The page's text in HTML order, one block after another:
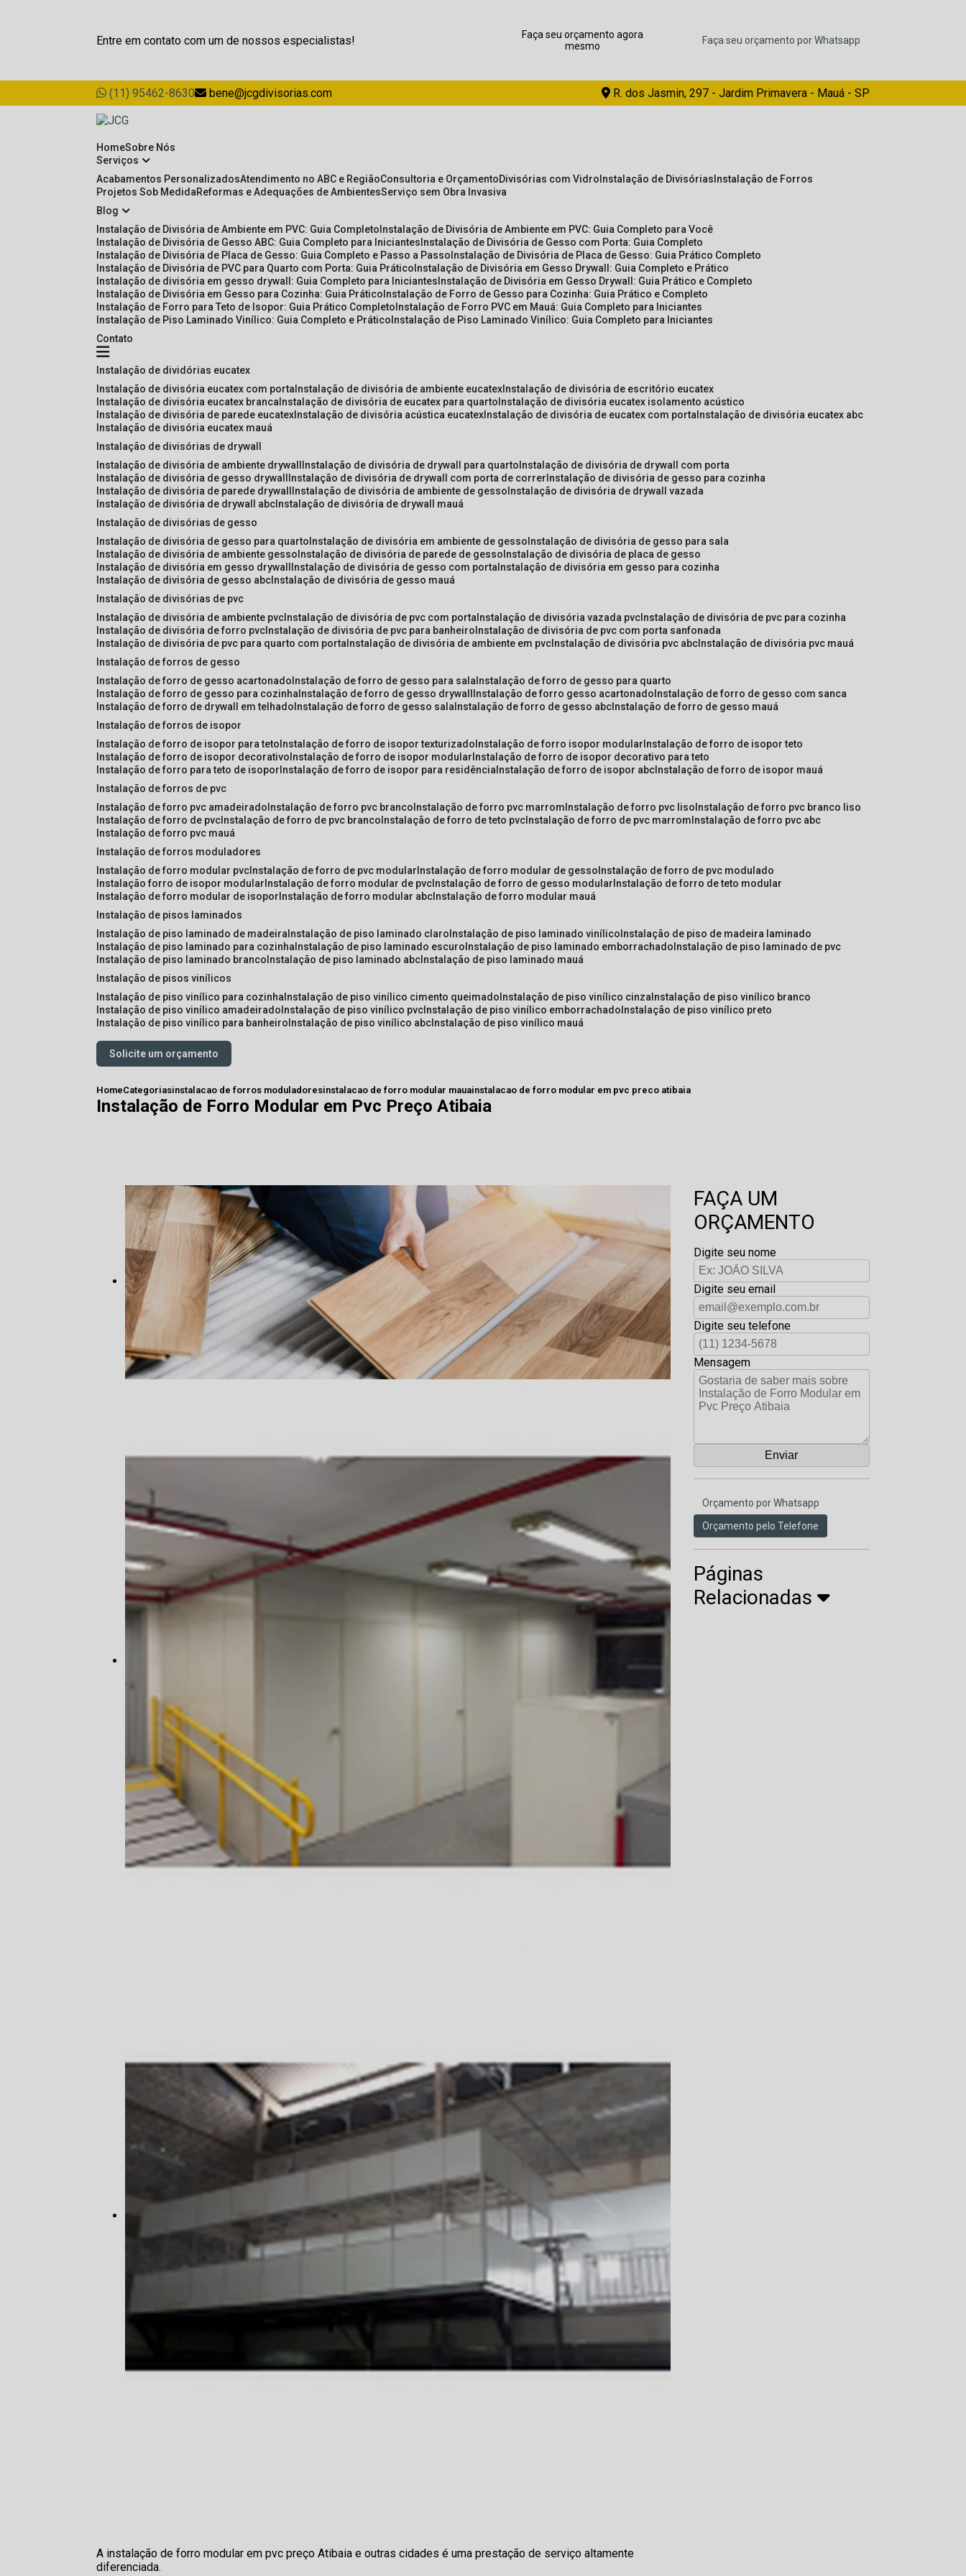
Entre em contato com um de nossos especialistas!
Faça seu orçamento agora
mesmo
Faça seu orçamento por Whatsapp
(11) 95462-8630 bene@jcgdivisorias.com R. dos Jasmin, 297 - Jardim Primavera - Mauá - SP
Home Sobre Nós
Serviços
Acabamentos Personalizados Atendimento no ABC e Região Consultoria e Orçamento Divisórias com Vidro Instalação de Divisórias Instalação de Forros
Projetos Sob Medida
Reformas e Adequações de Ambientes Serviço sem Obra Invasiva
Blog
Instalação de Divisória de Ambiente em PVC: Guia Completo Instalação de Divisória de Ambiente em PVC: Guia Completo para Você
Instalação de Divisória de Gesso ABC: Guia Completo para Iniciantes Instalação de Divisória de Gesso com Porta: Guia Completo
Instalação de Divisória de Placa de Gesso: Guia Completo e Passo a Passo Instalação de Divisória de Placa de Gesso: Guia Prático Completo
Instalação de Divisória de PVC para Quarto com Porta: Guia Prático Instalação de Divisória em Gesso Drywall: Guia Completo e Prático
Instalação de divisória em gesso drywall: Guia Completo para Iniciantes Instalação de Divisória em Gesso Drywall: Guia Prático e Completo
Instalação de Divisória em Gesso para Cozinha: Guia Prático Instalação de Forro de Gesso para Cozinha: Guia Prático e Completo
Instalação de Forro para Teto de Isopor: Guia Prático Completo Instalação de Forro PVC em Mauá: Guia Completo para Iniciantes
Instalação de Piso Laminado Vinílico: Guia Completo e Prático Instalação de Piso Laminado Vinílico: Guia Completo para Iniciantes
Contato
instalação de dividórias eucatex
instalação de divisória eucatex com porta instalação de divisória de ambiente eucatex instalação de divisória de escritório eucatex
instalação de divisória eucatex branca instalação de divisória de eucatex para quarto instalação de divisória eucatex isolamento acústico
instalação de divisória de parede eucatex instalação de divisória acústica eucatex instalação de divisória de eucatex com porta instalação de divisória eucatex abc
instalação de divisória eucatex mauá
instalação de divisórias de drywall
instalação de divisória de ambiente drywall
instalação de divisória de drywall para quarto instalação de divisória de drywall com porta
instalação de divisória de gesso drywall
instalação de divisória de drywall com porta de correr instalação de divisória de gesso para cozinha
instalação de divisória de parede drywall
instalação de divisória de ambiente de gesso instalação de divisória de drywall vazada
instalação de divisória de drywall abc instalação de divisória de drywall mauá
instalação de divisórias de gesso
instalação de divisória de gesso para quarto instalação de divisória em ambiente de gesso instalação de divisória de gesso para sala
instalação de divisória de ambiente gesso instalação de divisória de parede de gesso instalação de divisória de placa de gesso
instalação de divisória em gesso drywall
instalação de divisória de gesso com porta instalação de divisória em gesso para cozinha
instalação de divisória de gesso abc instalação de divisória de gesso mauá
instalação de divisórias de pvc
instalação de divisória de ambiente pvc instalação de divisória de pvc com porta instalação de divisória vazada pvc instalação de divisória de pvc para cozinha
instalação de divisória de forro pvc instalação de divisória de pvc para banheiro instalação de divisória de pvc com porta sanfonada
instalação de divisória de pvc para quarto com porta instalação de divisória de ambiente em pvc instalação de divisória pvc abc instalação de divisória pvc mauá
instalação de forros de gesso
instalação de forro de gesso acartonado instalação de forro de gesso para sala instalação de forro de gesso para quarto
instalação de forro de gesso para cozinha instalação de forro de gesso drywall instalação de forro gesso acartonado instalação de forro de gesso com sanca
instalação de forro de drywall em telhado instalação de forro de gesso sala instalação de forro de gesso abc instalação de forro de gesso mauá
instalação de forros de isopor
instalação de forro de isopor para teto instalação de forro de isopor texturizado instalação de forro isopor modular instalação de forro de isopor teto
instalação de forro de isopor decorativo instalação de forro de isopor modular instalação de forro de isopor decorativo para teto
instalação de forro para teto de isopor instalação de forro de isopor para residência instalação de forro de isopor abc instalação de forro de isopor mauá
instalação de forros de pvc
instalação de forro pvc amadeirado instalação de forro pvc branco instalação de forro pvc marrom instalação de forro pvc liso instalação de forro pvc branco liso
instalação de forro de pvc instalação de forro de pvc branco instalação de forro de teto pvc instalação de forro de pvc marrom instalação de forro pvc abc
instalação de forro pvc mauá
instalação de forros moduladores
instalação de forro modular pvc instalação de forro de pvc modular instalação de forro modular de gesso instalação de forro de pvc modulado
instalação forro de isopor modular instalação de forro modular de pvc instalação de forro de gesso modular instalação de forro de teto modular
instalação de forro modular de isopor instalação de forro modular abc instalação de forro modular mauá
instalação de pisos laminados
instalação de piso laminado de madeira instalação de piso laminado claro instalação de piso laminado vinílico instalação de piso de madeira laminado
instalação de piso laminado para cozinha instalação de piso laminado escuro instalação de piso laminado emborrachado instalação de piso laminado de pvc
instalação de piso laminado branco instalação de piso laminado abc instalação de piso laminado mauá
instalação de pisos vinílicos
instalação de piso vinílico para cozinha instalação de piso vinílico cimento queimado instalação de piso vinílico cinza instalação de piso vinílico branco
instalação de piso vinílico amadeirado instalação de piso vinílico pvc instalação de piso vinílico emborrachado instalação de piso vinílico preto
instalação de piso vinílico para banheiro instalação de piso vinílico abc instalação de piso vinílico mauá
Solicite um orçamento
HomeCategoriasinstalacao de forros moduladoresinstalacao de forro modular mauainstalacao de forro modular em pvc preco atibaia
Instalação de Forro Modular em Pvc Preço Atibaia
A instalação de forro modular em pvc preço Atibaia e outras cidades é uma prestação de serviço altamente
diferenciada.
FAÇA UM
ORÇAMENTO
Digite seu nome
Digite seu email
Digite seu telefone
Mensagem
Orçamento por Whatsapp
Orçamento pelo Telefone
Páginas
Relacionadas